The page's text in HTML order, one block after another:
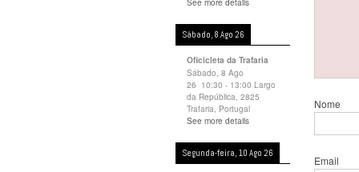
Nome
Email
Sábado, 8 Ago 26
Oficicleta da Trafaria
Sábado, 8 Ago
26 10:30 - 13:00 Largo
da República, 2825
Trafaria, Portugal
See more details
Segunda-feira, 10 Ago 26